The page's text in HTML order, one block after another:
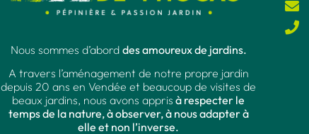
Nous sommes d’abord des amoureux de jardins.
A travers l’aménagement de notre propre jardin
depuis 20 ans en Vendée et beaucoup de visites de
beaux jardins, nous avons appris à respecter le
temps de la nature, à observer, à nous adapter à
elle et non l’inverse.